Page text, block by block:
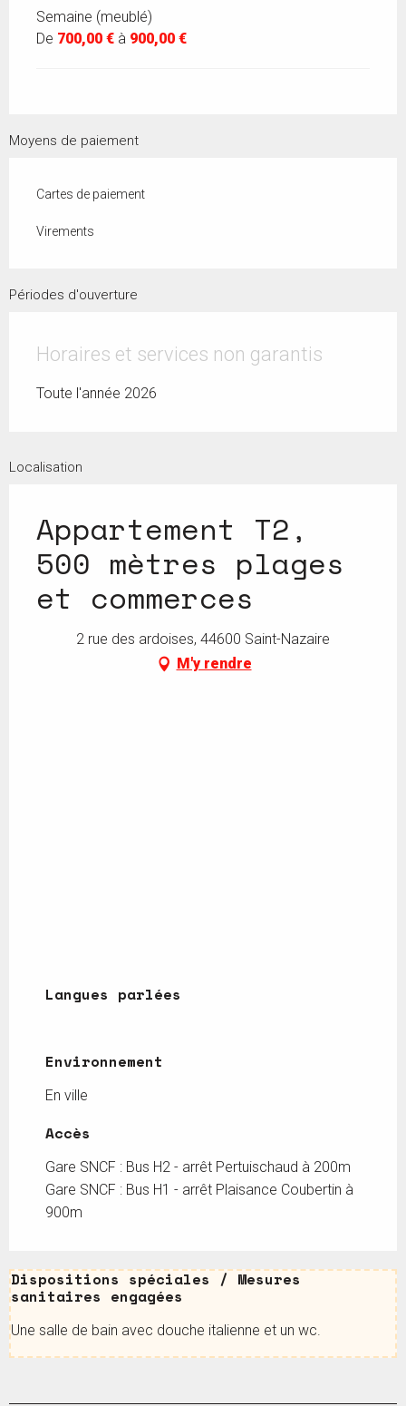
Semaine (meublé)
De 700,00 € à 900,00 €
Moyens de paiement
Cartes de paiement
Virements
Périodes d'ouverture
Horaires et services non garantis
Toute l'année 2026
Localisation
Appartement T2,
500 mètres plages
et commerces
2 rue des ardoises, 44600 Saint-Nazaire
M'y rendre
Langues parlées
Langues parlées
Environnement
Environnement
En ville
Accès
Accès
Gare SNCF : Bus H2 - arrêt Pertuischaud à 200m
Gare SNCF : Bus H1 - arrêt Plaisance Coubertin à
900m
Dispositions spéciales / Mesures sanitaires
Dispositions spéciales / Mesures
sanitaires engagées
Une salle de bain avec douche italienne et un wc.